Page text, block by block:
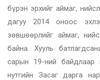
бүрэн эрхийг аймаг,
дагуу 2014 оноос
зөвшөөрлийг аймаг,
байна. Хууль
сарын 19-ний байдлаар
нутгийн Засаг дарга